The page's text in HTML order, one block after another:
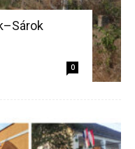
0